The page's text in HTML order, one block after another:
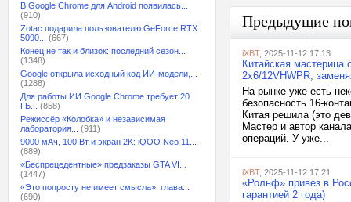
В Google Chrome для Android появилась...
(910)
Zotac подарила пользователю GeForce RTX
5090...
(667)
Конец не так и близок: последний сезон...
(1348)
Google открыла исходный код ИИ-модели,...
(1288)
Для работы ИИ Google Chrome требует 20
ГБ...
(858)
Режиссёр «Колобка» и независимая
лаборатория...
(911)
9000 мАч, 100 Вт и экран 2K: iQOO Neo 11...
(889)
«Беспрецедентные» предзаказы GTA VI...
(1447)
«Это попросту не имеет смысла»: глава...
(690)
Предыдущие
iXBT, 2025-11-12 17:13
Китайская мастерица
2x6/12VHWPR,
На рынке уже есть
безопасность 16-
Китая решила (это
Мастер и автор
операций. У уже...
iXBT, 2025-11-12 17:21
«Рольф» привез в
гарантией 2 года)